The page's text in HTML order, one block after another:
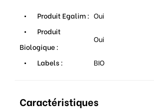
Produit Egalim : Oui
Produit
Biologique :
Oui
Labels : BIO
Caractéristiques